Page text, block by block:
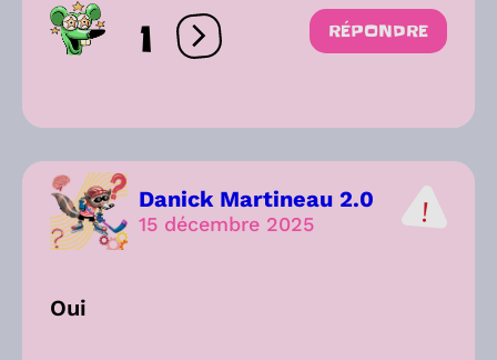
1 Ouvrir les réactions
RÉPONDRE
Danick Martineau 2.0
15 décembre 2025
Oui